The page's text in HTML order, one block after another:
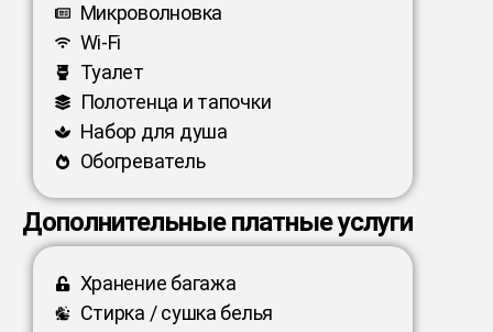
Микроволновка
Wi-Fi
Туалет
Полотенца и тапочки
Набор для душа
Обогреватель
Дополнительные платные услуги
Хранение багажа
Стирка / сушка белья